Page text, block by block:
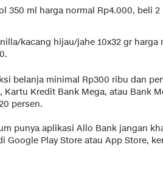
350 ml harga normal Rp4.000, beli 2
kacang hijau/jahe 10x32 gr harga
belanja minimal Rp300 ribu dan
Kredit Bank Mega, atau Bank
persen.
punya aplikasi Allo Bank jangan
Google Play Store atau App Store,